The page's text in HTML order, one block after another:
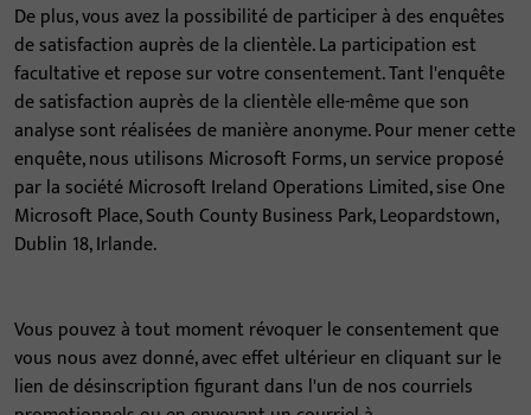
De plus, vous avez la possibilité de participer à des enquêtes
de satisfaction auprès de la clientèle. La participation est
facultative et repose sur votre consentement. Tant l'enquête
de satisfaction auprès de la clientèle elle-même que son
analyse sont réalisées de manière anonyme. Pour mener cette
enquête, nous utilisons Microsoft Forms, un service proposé
par la société Microsoft Ireland Operations Limited, sise One
Microsoft Place, South County Business Park, Leopardstown,
Dublin 18, Irlande.
Vous pouvez à tout moment révoquer le consentement que
vous nous avez donné, avec effet ultérieur en cliquant sur le
lien de désinscription figurant dans l'un de nos courriels